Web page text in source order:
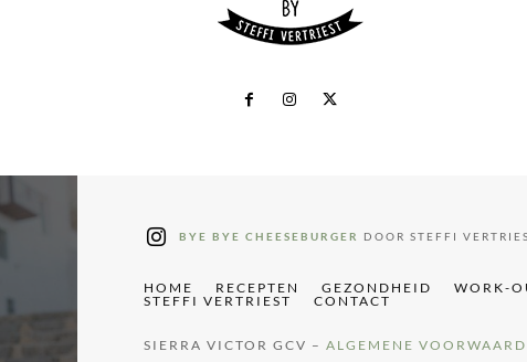
BYE BYE CHEESEBURGER DOOR STEFFI
HOME RECEPTEN GEZONDHEID WORK-
STEFFI VERTRIEST
CONTACT
SIERRA VICTOR GCV – ALGEMENE